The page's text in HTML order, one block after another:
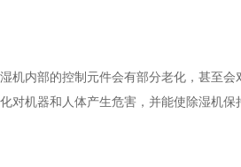
内部的控制元件会有部分老化，甚至会
对机器和人体产生危害，并能使除湿机保